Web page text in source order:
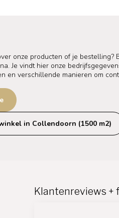
onze producten of je bestelling?
Je vindt hier onze
en verschillende manieren om
in Collendoorn (1500 m2)
Klantenreviews +